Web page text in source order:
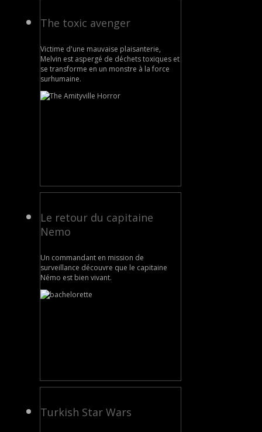
The toxic avenger
Victime d'une mauvaise plaisanterie,
Melvin est aspergé de déchets toxiques et
se transforme en un monstre à la force
surhumaine.
Le retour du capitaine
Nemo
Un commandant en mission de
surveillance découvre que le capitaine
Némo est bien vivant.
Turkish Star Wars